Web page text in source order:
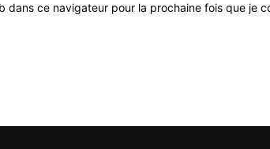
dans ce navigateur pour la prochaine fois que je